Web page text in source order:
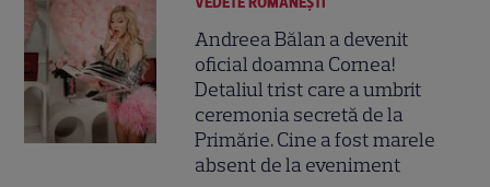
Andreea Bălan a devenit
oficial doamna Cornea!
Detaliul trist care a umbrit
ceremonia secretă de la
Primărie. Cine a fost marele
absent de la eveniment